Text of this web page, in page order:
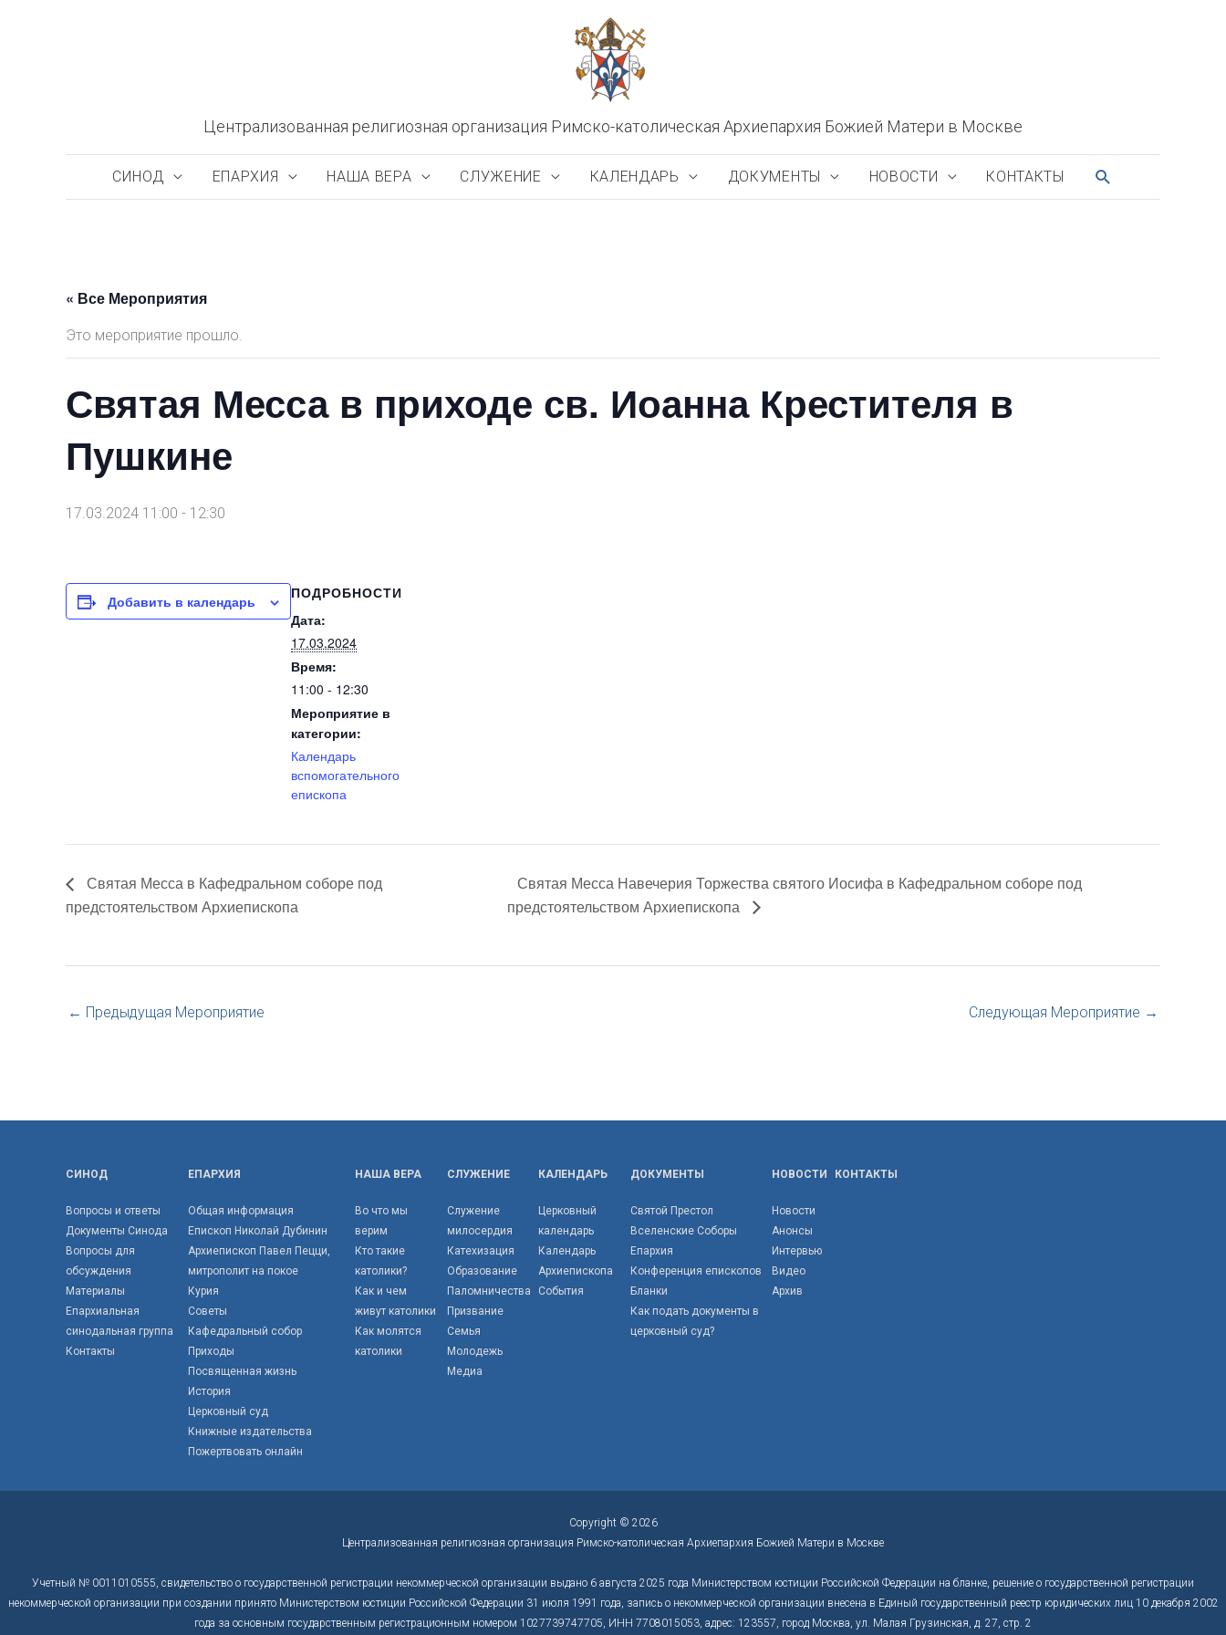
Централизованная религиозная организация Римско-католическая Архиепархия Божией Матери в Москве
СИНОД ЕПАРХИЯ НАША ВЕРА СЛУЖЕНИЕ КАЛЕНДАРЬ ДОКУМЕНТЫ НОВОСТИ КОНТАКТЫ ПОИСК
« Все Мероприятия
Это мероприятие прошло.
Святая Месса в приходе св. Иоанна Крестителя в
Пушкине
17.03.2024 11:00 - 12:30
Добавить в календарь
ПОДРОБНОСТИ
Дата:
17.03.2024
Время:
11:00 - 12:30
Мероприятие в
категории:
Календарь
вспомогательного
епископа
Святая Месса в Кафедральном соборе под
предстоятельством Архиепископа
Святая Месса Навечерия Торжества святого Иосифа в Кафедральном соборе под
предстоятельством Архиепископа
← Предыдущая Мероприятие Следующая Мероприятие →
СИНОД
Вопросы и ответы
Документы Синода
Вопросы для
обсуждения
Материалы
Епархиальная
синодальная группа
Контакты
ЕПАРХИЯ
Общая информация
Епископ Николай Дубинин
Архиепископ Павел Пецци,
митрополит на покое
Курия
Советы
Кафедральный собор
Приходы
Посвященная жизнь
История
Церковный суд
Книжные издательства
Пожертвовать онлайн
НАША ВЕРА
Во что мы
верим
Кто такие
католики?
Как и чем
живут католики
Как молятся
католики
СЛУЖЕНИЕ
Служение
милосердия
Катехизация
Образование
Паломничества
Призвание
Семья
Молодежь
Медиа
КАЛЕНДАРЬ
Церковный
календарь
Календарь
Архиепископа
События
ДОКУМЕНТЫ
Святой Престол
Вселенские Соборы
Епархия
Конференция епископов
Бланки
Как подать документы в
церковный суд?
НОВОСТИ
Новости
Анонсы
Интервью
Видео
Архив
КОНТАКТЫ
Copyright © 2026
Централизованная религиозная организация Римско-католическая Архиепархия Божией Матери в Москве
Учетный № 0011010555, свидетельство о государственной регистрации некоммерческой организации выдано 6 августа 2025 года Министерством юстиции Российской Федерации на бланке, решение о государственной регистрации
некоммерческой организации при создании принято Министерством юстиции Российской Федерации 31 июля 1991 года, запись о некоммерческой организации внесена в Единый государственный реестр юридических лиц 10 декабря 2002
года за основным государственным регистрационным номером 1027739747705, ИНН 7708015053, адрес: 123557, город Москва, ул. Малая Грузинская, д. 27, стр. 2